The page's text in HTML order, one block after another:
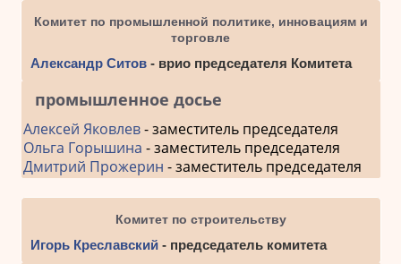
Комитет по промышленной политике, инновациям и
торговле
Александр Ситов- врио председателя Комитета
промышленное досье
Алексей Яковлев- заместитель председателя
Ольга Горышина - заместитель председателя
Дмитрий Прожерин - заместитель председателя
Комитет по строительству
Игорь Креславский - председатель комитета